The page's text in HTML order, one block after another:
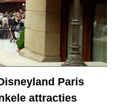
Paris
attracties